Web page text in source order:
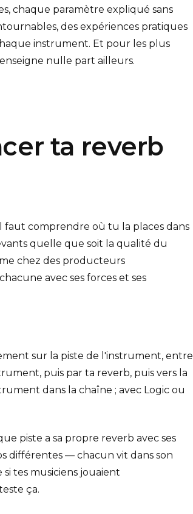
chaque paramètre expliqué sans
des expériences pratiques
instrument. Et pour les plus
nulle part ailleurs.
ta reverb
comprendre où tu la places dans
quelle que soit la qualité du
chez des producteurs
avec ses forces et ses
sur la piste de l'instrument, entre
puis par ta reverb, puis vers la
dans la chaîne ; avec Logic ou
piste a sa propre reverb avec ses
différentes — chacun vit dans son
tes musiciens jouaient
ça.